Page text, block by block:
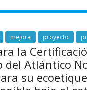
mejora proyecto
la
del Atlántico
su